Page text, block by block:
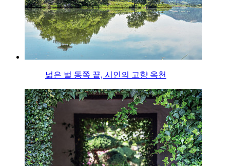
넓은 벌 동쪽 끝, 시인의 고향 옥천